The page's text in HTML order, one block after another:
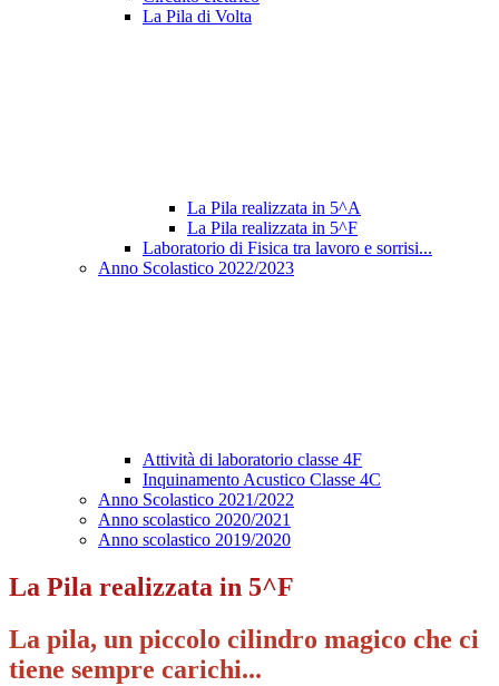
La Pila di Volta
La Pila realizzata in 5^A
La Pila realizzata in 5^F
Laboratorio di Fisica tra lavoro e sorrisi...
Anno Scolastico 2022/2023
Attività di laboratorio classe 4F
Inquinamento Acustico Classe 4C
Anno Scolastico 2021/2022
Anno scolastico 2020/2021
Anno scolastico 2019/2020
La Pila realizzata in 5^F
La pila, un piccolo cilindro magico che ci
tiene sempre carichi...